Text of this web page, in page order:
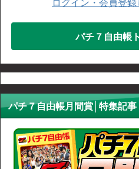
パチ７自由帳
パチ７自由帳月間賞│特集記事